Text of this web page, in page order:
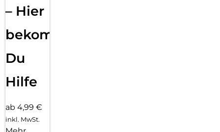
– Hier
bekommst
Du
Hilfe
ab 4,99 €
inkl. MwSt.